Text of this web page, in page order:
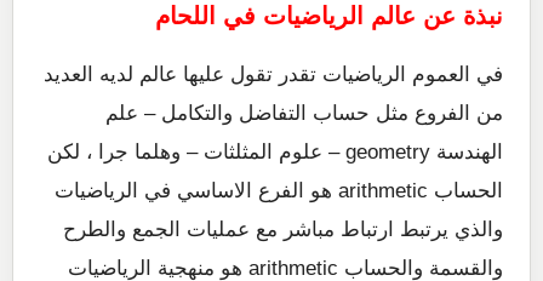
نبذة عن عالم الرياضيات في اللحام
في العموم الرياضيات تقدر تقول عليها عالم لديه العديد
من الفروع مثل حساب التفاضل والتكامل – علم
الهندسة geometry – علوم المثلثات – وهلما جرا ، لكن
الحساب arithmetic هو الفرع الاساسي في الرياضيات
والذي يرتبط ارتباط مباشر مع عمليات الجمع والطرح
والقسمة والحساب arithmetic هو منهجية الرياضيات